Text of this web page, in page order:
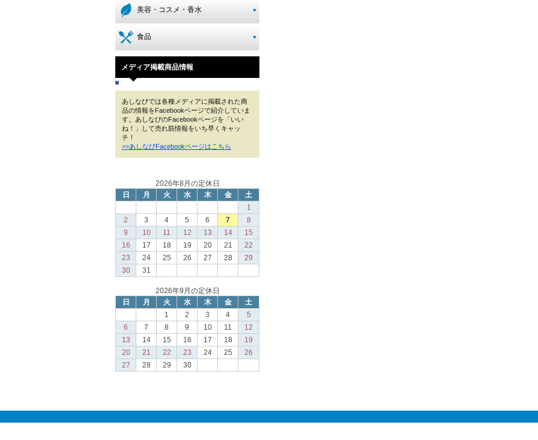
美容・コスメ・香水
食品
メディア掲載商品情報
あしなびでは各種メディアに掲載された商
品の情報をFacebookページで紹介していま
す。あしなびのFacebookページを「いい
ね！」して売れ筋情報をいち早くキャッ
チ！
>>あしなびFacebookページはこちら
2026年8月の定休日
日
月 火 水 木 金
土
1
2
3 4 5 6 7
8
9
10 11 12 13 14
15
16
17 18 19 20 21
22
23
24 25 26 27 28
29
30
31
2026年9月の定休日
日
月 火 水 木 金
土
1
2 3 4
5
6
7 8 9 10 11
12
13
14 15 16 17 18
19
20
21 22 23 24 25
26
27
28 29 30